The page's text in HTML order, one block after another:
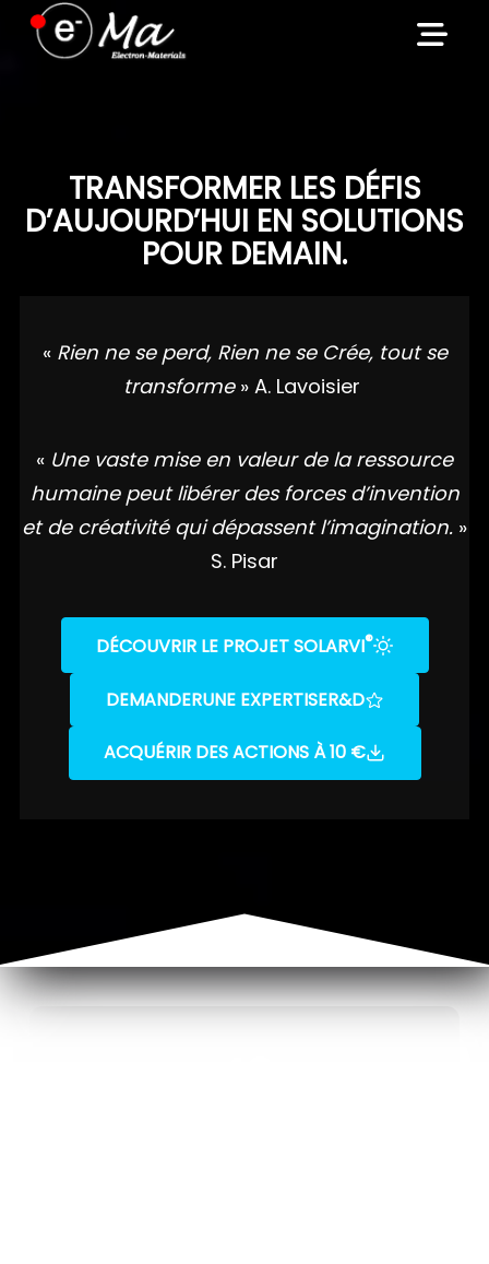
Skip
TRANSFORMER LES DÉFIS
D’AUJOURD’HUI EN SOLUTIONS
POUR DEMAIN.
« Rien ne se perd, Rien ne se Crée, tout se
transforme » A. Lavoisier
« Une vaste mise en valeur de la ressource
humaine peut libérer des forces d’invention
et de créativité qui dépassent l’imagination. »
S. Pisar
DÉCOUVRIR LE PROJET SOLARVI®
DEMANDERUNE EXPERTISER&D
ACQUÉRIR DES ACTIONS À 10 €